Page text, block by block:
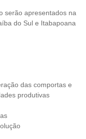
serão apresentados na
do Sul e Itabapoana
das comportas e
produtivas